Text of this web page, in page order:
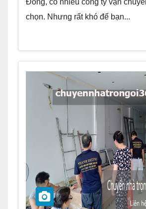
Đông, có nhiều công ty vận
chọn. Nhưng rất khó để bạn...